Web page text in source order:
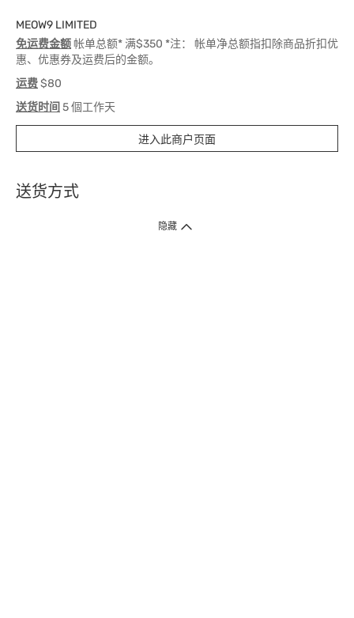
MEOW9 LIMITED
免运费金额帐单总额* 满$350 *注： 帐单净总额指扣除商品折扣优
惠、优惠券及运费后的金额。
运费$80
送货时间 5 個工作天
进入此商户页面
送货方式
1. 送货到府（受卫生署条例规管产品除外 ）
隐藏